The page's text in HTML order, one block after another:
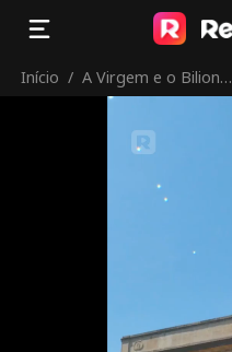
Início / A Virgem e o Bilionári